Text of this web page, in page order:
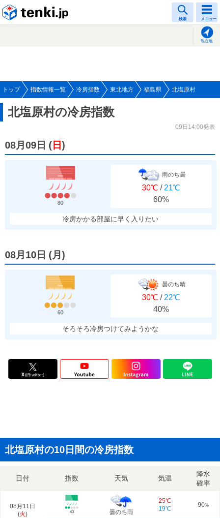
検索 メニュー
現在地
トップ 指数情報一覧 冷房指数 東北地方 福島県 北塩原村
北塩原村の冷房指数
09日14:00発表
08月09日 ( 日 )
80
雨のち曇
30℃ / 21℃
60%
冷房かかる部屋に早く入りたい
08月10日 (月 )
60
曇のち晴
30℃ / 22℃
40%
そろそろ冷房つけてみようかな
北塩原村の10日間の冷房指数
日付 指数 天気 気温
降水
確率
08月11日
(火) 40 曇のち雨
25℃
19℃
90%